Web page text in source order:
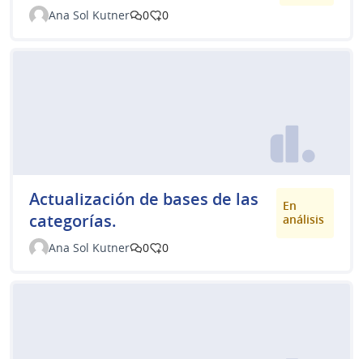
Ana Sol Kutner
0 0
Actualización de bases de las
categorías.
En
análisis
Ana Sol Kutner
0 0